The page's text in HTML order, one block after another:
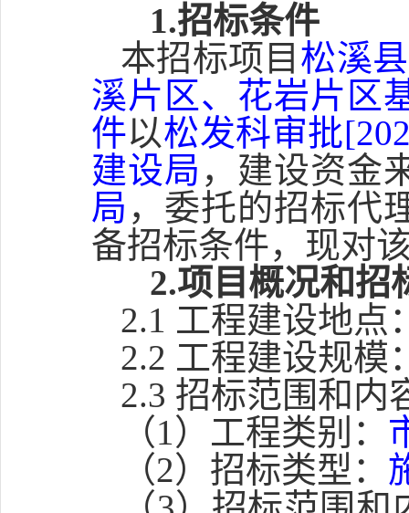
1.招标条件
本招标项目 松溪
溪片区、花岩片区
件以松发科审批
建设局 ，建设资金
局 ，委托的招标代
备招标条件，现对
2.项目概况和招
2.1 工程建设地点
2.2 工程建设规模
2.3 招标范围和内
（1）工程类别：
（2）招标类型：